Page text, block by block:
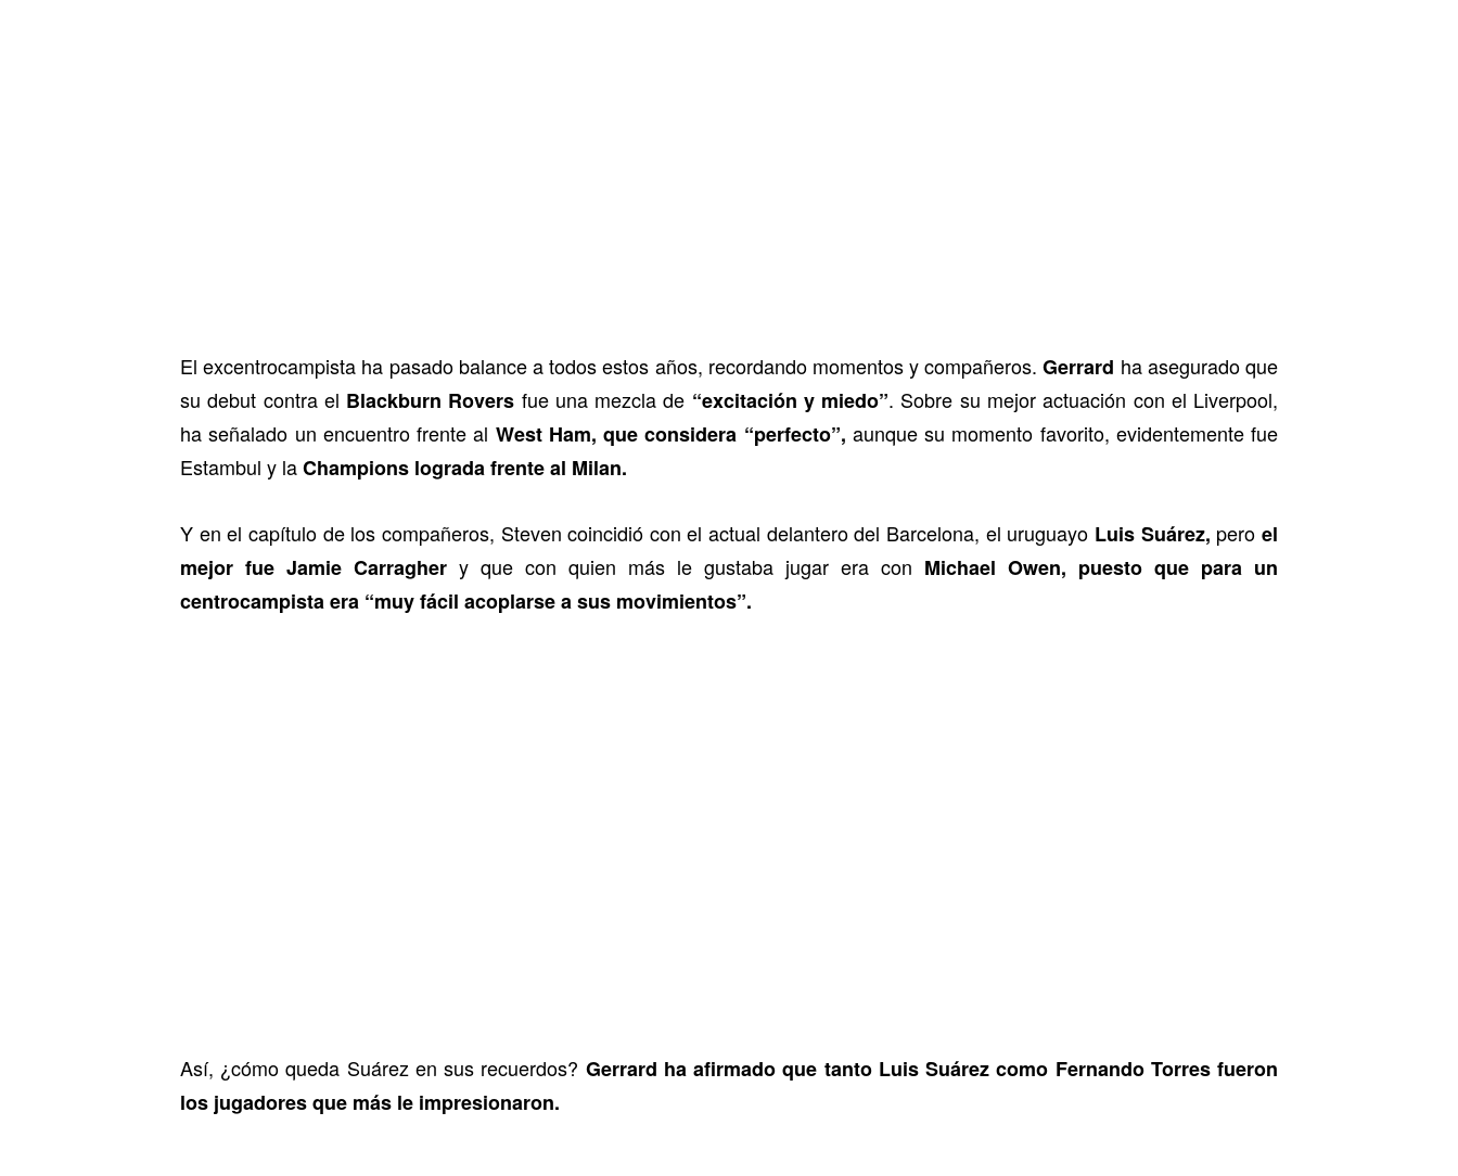
El excentrocampista ha pasado balance a todos estos años, recordando momentos y compañeros.Gerrard ha asegurado que
su debut contra el Blackburn Rovers fue una mezcla de “excitación y miedo”. Sobre su mejor actuación con el Liverpool,
ha señalado un encuentro frente al West Ham, que considera “perfecto”, aunque su momento favorito, evidentemente fue
Estambul y laChampions lograda frente al Milan.
Y en el capítulo de los compañeros, Steven coincidió con el actual delantero del Barcelona, el uruguayo Luis Suárez, peroel
mejor fue Jamie Carragher y que con quien más le gustaba jugar era con Michael Owen, puesto que para un
centrocampista era “muy fácil acoplarse a sus movimientos”.
Así, ¿cómo queda Suárez en sus recuerdos? Gerrard ha afirmado que tanto Luis Suárez como Fernando Torres fueron
los jugadores que más le impresionaron.